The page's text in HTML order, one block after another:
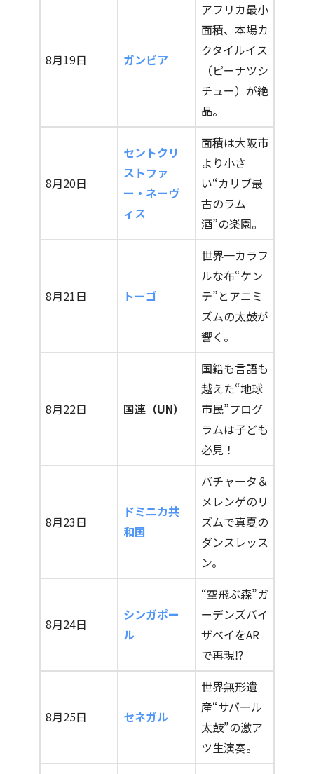
8月19日 ガンビア
アフリカ最小
面積、本場カ
クタイルイス
（ピーナツシ
チュー）が絶
品。
8月20日
セントクリ
ストファ
ー・ネーヴ
ィス
面積は大阪市
より小さ
い“カリブ最
古のラム
酒”の楽園。
8月21日 トーゴ
世界一カラフ
ルな布“ケン
テ”とアニミ
ズムの太鼓が
響く。
8月22日 国連（UN）
国籍も言語も
越えた“地球
市民”プログ
ラムは子ども
必見！
8月23日
ドミニカ共
和国
バチャータ＆
メレンゲのリ
ズムで真夏の
ダンスレッス
ン。
8月24日
シンガポー
ル
“空飛ぶ森”ガ
ーデンズバイ
ザベイをAR
で再現⁉
8月25日 セネガル
世界無形遺
産“サバール
太鼓”の激ア
ツ生演奏。